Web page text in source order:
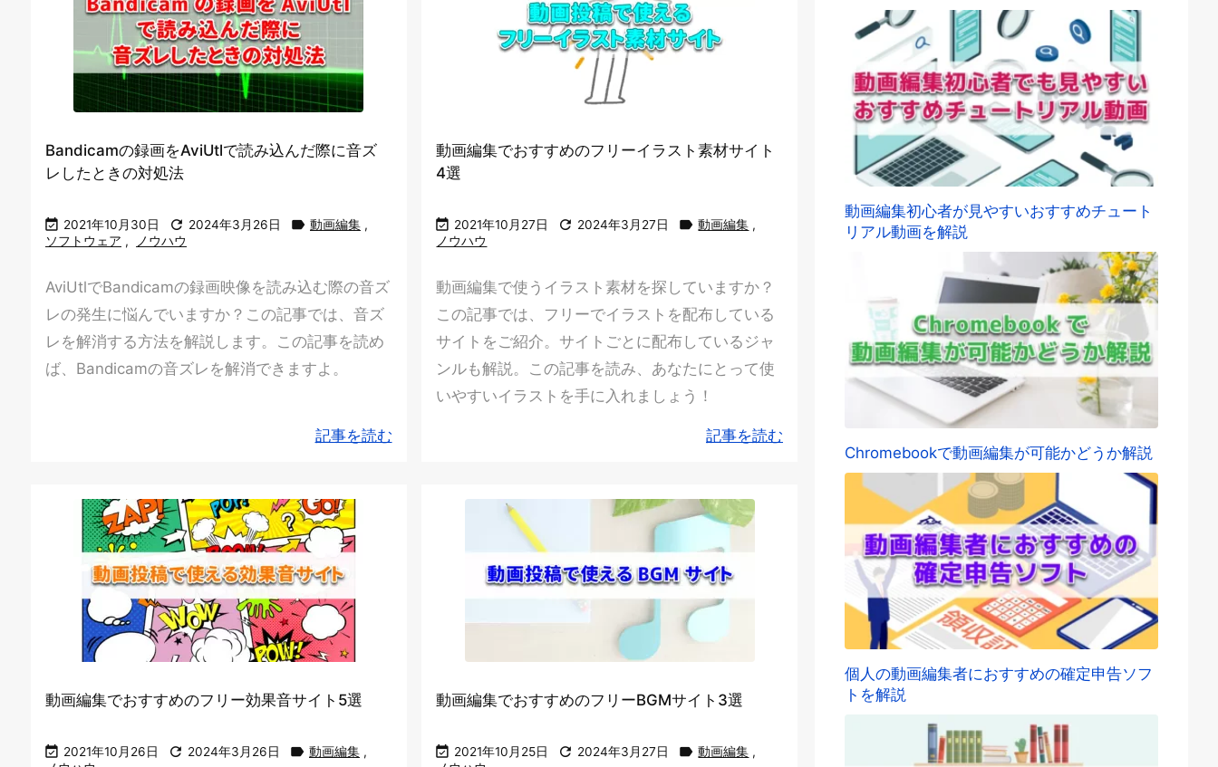
Bandicamの録画をAviUtlで読み込んだ際に音ズ
レしたときの対処法
 2021年10月30日  2024年3月26日  動画編集 ,
ソフトウェア , ノウハウ
AviUtlでBandicamの録画映像を読み込む際の音ズ
レの発生に悩んでいますか？この記事では、音ズ
レを解消する方法を解説します。この記事を読め
ば、Bandicamの音ズレを解消できますよ。
記事を読む
動画編集でおすすめのフリーイラスト素材サイト
4選
 2021年10月27日  2024年3月27日  動画編集 ,
ノウハウ
動画編集で使うイラスト素材を探していますか？
この記事では、フリーでイラストを配布している
サイトをご紹介。サイトごとに配布しているジャ
ンルも解説。この記事を読み、あなたにとって使
いやすいイラストを手に入れましょう！
記事を読む
動画編集でおすすめのフリー効果音サイト5選
 2021年10月26日  2024年3月26日  動画編集 ,
動画編集でおすすめのフリーBGMサイト3選
 2021年10月25日  2024年3月27日  動画編集 ,
動画編集初心者が見やすいおすすめチュート
リアル動画を解説
Chromebookで動画編集が可能かどうか解説
個人の動画編集者におすすめの確定申告ソフ
トを解説